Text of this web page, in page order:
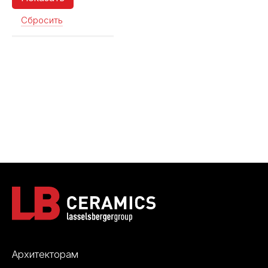
Сбросить
Архитекторам